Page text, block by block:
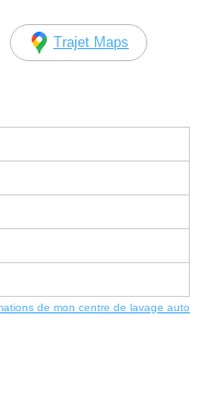
Trajet Maps
de mon centre de lavage auto